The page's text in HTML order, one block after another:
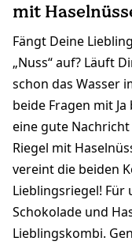
mit
Fängt Deine
„Nuss“ auf? Läuft
schon das Wasser
beide Fragen mit
eine gute
Riegel mit
vereint die beiden
Lieblingsriegel! Für
Schokolade und
Lieblingskombi.